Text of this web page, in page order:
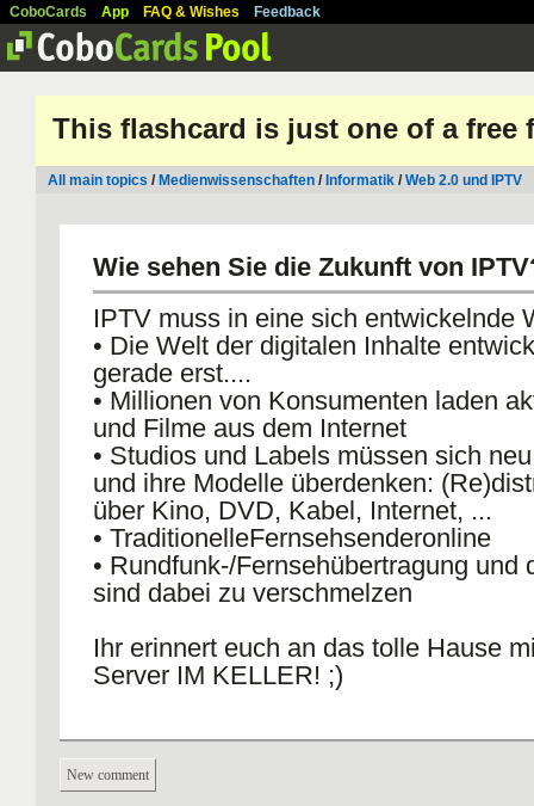
CoboCards App FAQ & Wishes Feedback
This flashcard is just one of a free
All main topics / Medienwissenschaften / Informatik /Web 2.0 und IPTV
Wie sehen Sie die Zukunft von
IPTV muss in eine sich entwickelnde
• Die Welt der digitalen Inhalte
gerade erst....
• Millionen von Konsumenten laden
und Filme aus dem Internet
• Studios und Labels müssen sich
und ihre Modelle überdenken:
über Kino, DVD, Kabel, Internet, ...
• TraditionelleFernsehsenderonline
• Rundfunk-/Fernsehübertragung und
sind dabei zu verschmelzen
Ihr erinnert euch an das tolle Hause
Server IM KELLER! ;)
New comment